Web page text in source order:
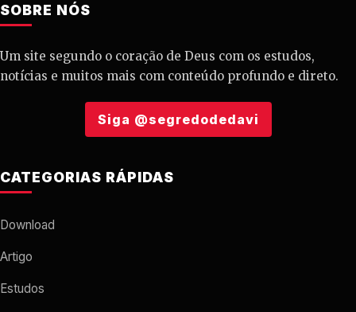
SOBRE NÓS
Um site segundo o coração de Deus com os estudos,
notícias e muitos mais com conteúdo profundo e direto.
Siga @segredodedavi
CATEGORIAS RÁPIDAS
Download
Artigo
Estudos